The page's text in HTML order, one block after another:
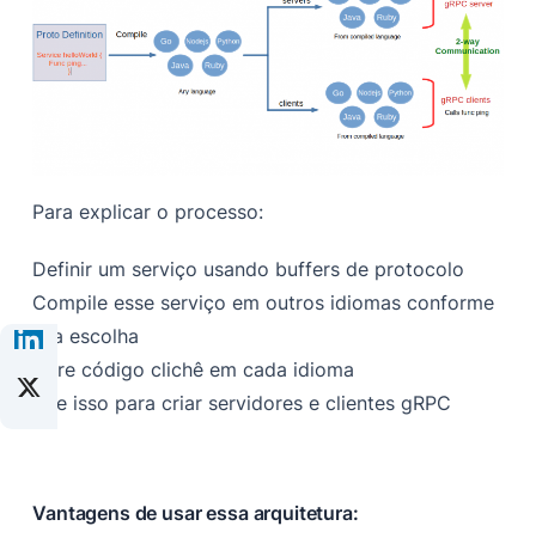
Para explicar o processo:
Definir um serviço usando buffers de protocolo
Compile esse serviço em outros idiomas conforme
sua escolha
Gere código clichê em cada idioma
Use isso para criar servidores e clientes gRPC
Vantagens de usar essa arquitetura: